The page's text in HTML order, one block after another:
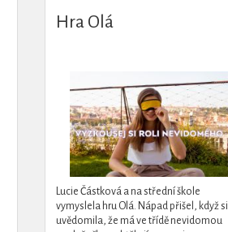
Hra Olá
Lucie Částková a na střední škole
vymyslela hru Olá. Nápad přišel, když si
uvědomila, že má ve třídě nevidomou